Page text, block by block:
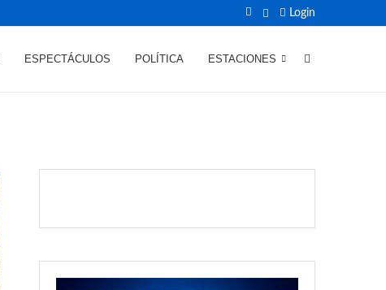
Login
ESPECTÁCULOS POLÍTICA ESTACIONES